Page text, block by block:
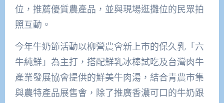
位，推薦優質農產品，並與現場逛攤位的民眾拍
照互動。
今年牛奶節活動以柳營農會新上市的保久乳「六
牛純鮮」為主打，搭配鮮乳冰棒試吃及台灣肉牛
產業發展協會提供的鮮美牛肉湯，結合青農市集
與農特產品展售會，除了推廣香濃可口的牛奶跟